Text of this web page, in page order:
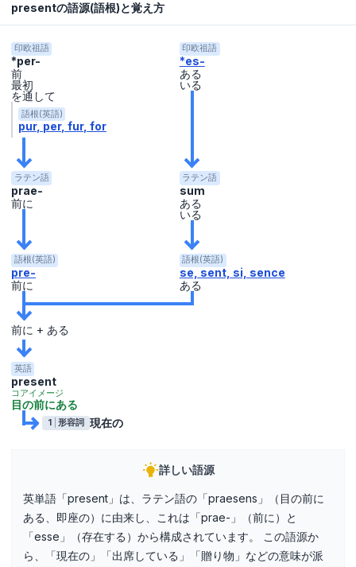
presentの語源(語根)と覚え方
印欧祖語
*per-
前
最初
を通して
語根(英語)
pur per fur for
印欧祖語
*es-
ある
いる
ラテン語
prae-
前に
ラテン語
sum
ある
いる
語根(英語)
pre-
前に
語根(英語)
se, sent, si, sence
ある
前に + ある
英語
present
コアイメージ
目の前にある
1 形容詞 現在の
詳しい語源
英単語「present」は、ラテン語の「praesens」（目の前に
ある、即座の）に由来し、これは「prae-」（前に）と
「esse」（存在する）から構成されています。 この語源か
ら、「現在の」「出席している」「贈り物」などの意味が派